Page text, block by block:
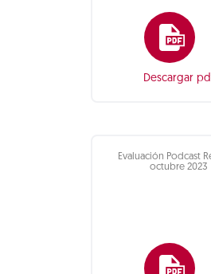
Descargar
Evaluación Podcast
octubre 2023